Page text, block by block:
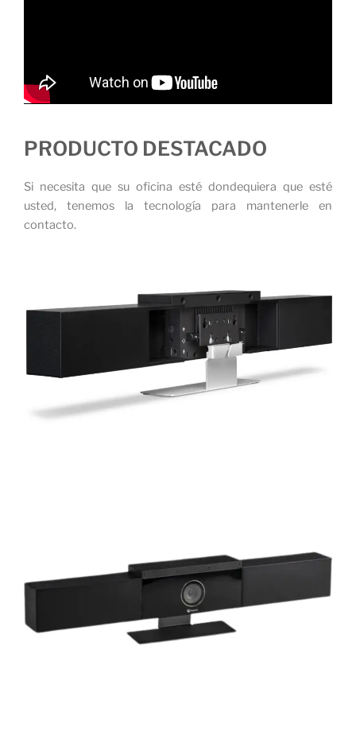
PRODUCTO DESTACADO
Si necesita que su oficina esté dondequiera que esté
usted, tenemos la tecnología para mantenerle en
contacto.